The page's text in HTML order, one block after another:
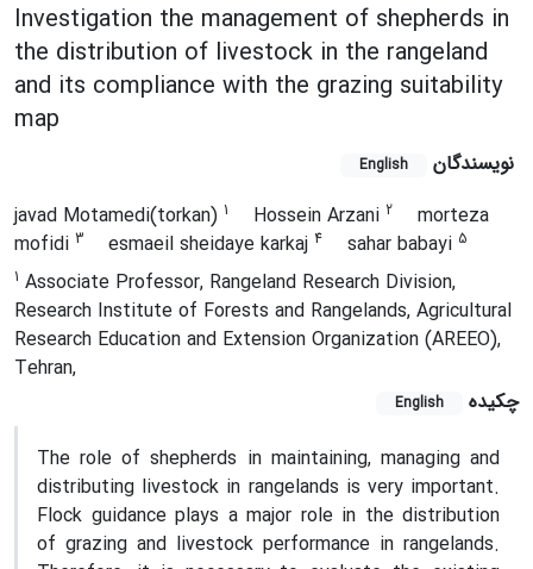
Investigation the management of shepherds in
the distribution of livestock in the rangeland
and its compliance with the grazing suitability
map
نویسندگان English
javad Motamedi(torkan) 1 Hossein Arzani 2
morteza
mofidi 3 esmaeil sheidaye karkaj 4 sahar babayi 5
1 Associate Professor, Rangeland Research Division,
Research Institute of Forests and Rangelands, Agricultural
Research Education and Extension Organization (AREEO),
Tehran,
چکیده
English
The role of shepherds in maintaining, managing and
distributing livestock in rangelands is very important.
Flock guidance plays a major role in the distribution
of grazing and livestock performance in rangelands.